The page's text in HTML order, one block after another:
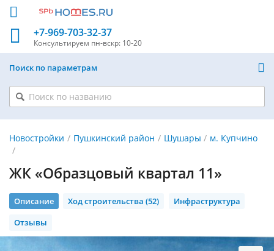
+7-969-703-32-37
Консультируем пн-вскр: 10-20
Поиск по параметрам
Новостройки Пушкинский район Шушары м. Купчино
ЖК «Образцовый квартал 11»
Описание Ход строительства (52)
Инфраструктура
Отзывы